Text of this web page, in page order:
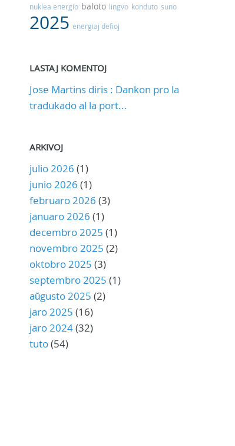
nuklea energio baloto lingvo konduto suno
2025 energiaj defioj
LASTAJ KOMENTOJ
Jose Martins diris : Dankon pro la
tradukado al la port...
ARKIVOJ
julio 2026 (1)
junio 2026 (1)
februaro 2026 (3)
januaro 2026 (1)
decembro 2025 (1)
novembro 2025 (2)
oktobro 2025 (3)
septembro 2025 (1)
aŭgusto 2025 (2)
jaro 2025 (16)
jaro 2024(32)
tuto(54)